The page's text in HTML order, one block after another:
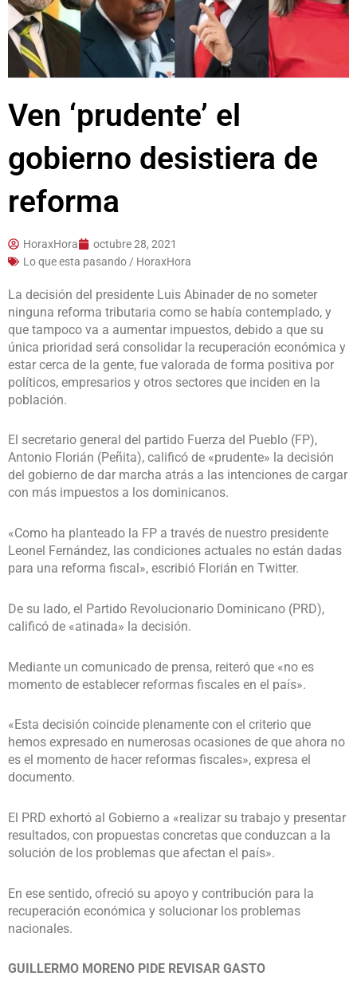
Ven ‘prudente’ el
gobierno desistiera de
reforma
HoraxHora
octubre 28, 2021
Lo que esta pasando / HoraxHora
La decisión del presidente Luis Abina­der de no someter
ninguna refor­ma tributaria como se ha­bía contemplado, y
que tampoco va a aumentar im­puestos, debido a que su
única prioridad será conso­lidar la recuperación eco­nómica y
estar cerca de la gente, fue valorada de forma positiva por
políticos, empresarios y otros sectores que inciden en la
población.
El secretario general del partido Fuerza del Pueblo (FP),
Antonio Florián (Peñita), calificó de «prudente» la decisión
del gobierno de dar marcha atrás a las intenciones de cargar
con más impuestos a los dominicanos.
«Como ha planteado la FP a través de nuestro presidente
Leonel Fernández, las condiciones actuales no están dadas
para una reforma fiscal», escribió Florián en Twitter.
De su lado, el Partido Revolucionario Dominicano (PRD),
calificó de «atinada» la decisión.
Mediante un comunicado de prensa, reiteró que «no es
momento de establecer reformas fiscales en el país».
«Esta decisión coincide plenamente con el criterio que
hemos expresado en numerosas ocasiones de que ahora no
es el momento de hacer reformas fiscales», expresa el
documento.
El PRD exhortó al Gobierno a «realizar su trabajo y presentar
resultados, con propuestas concretas que conduzcan a la
solución de los problemas que afectan el país».
En ese sentido, ofreció su apoyo y contribución para la
recuperación económica y solucionar los problemas
nacionales.
GUILLERMO MORENO PIDE REVISAR GASTO